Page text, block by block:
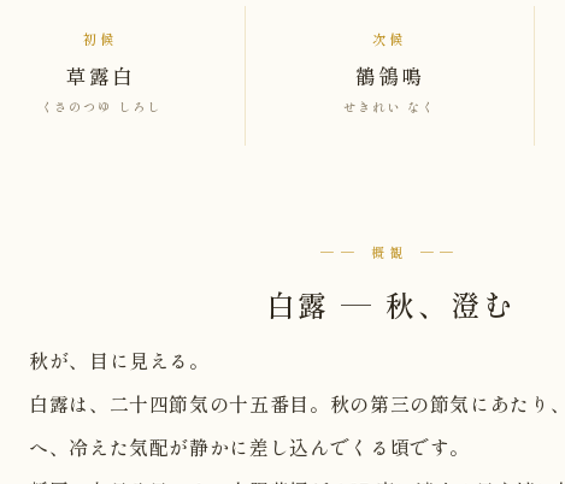
初候
草露白
くさのつゆ しろし
次候
鶺鴒鳴
せきれい なく
── 概観 ──
白露 — 秋、澄む
秋が、目に見える。
白露は、二十四節気の十五番目。秋の第三の節気にあたり
へ、冷えた気配が静かに差し込んでくる頃です。